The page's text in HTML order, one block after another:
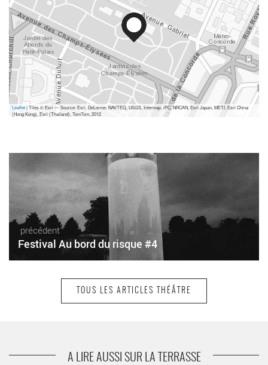
Leaflet| Tiles © Esri — Source: Esri, DeLorme, NAVTEQ, USGS, Intermap, iPC, NRCAN, Esri Japan, METI, Esri China
(Hong Kong), Esri (Thailand), TomTom, 2012
précédent
Festival Au bord du risque #4
Babar au pays du Zerep
TOUS LES ARTICLES THÉÂTRE
A LIRE AUSSI SUR LA TERRASSE